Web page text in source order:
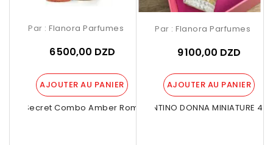
Secret Combo Amber Romance –...
Par : Flanora Parfumes
6 500,00 DZD
AJOUTER AU PANIER
VALENTINO DONNA MINIATURE
Par : Flanora Parfumes
9 100,00 DZD
AJOUTER AU PANIER